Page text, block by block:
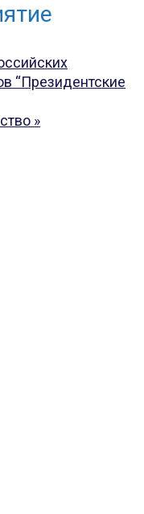
“Президентские
»